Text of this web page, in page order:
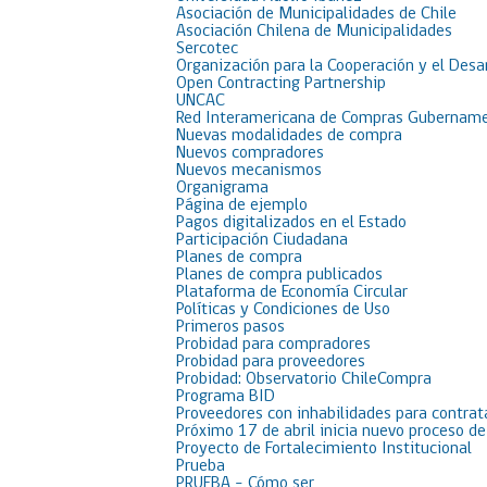
Asociación de Municipalidades de Chile
Asociación Chilena de Municipalidades
Sercotec
Organización para la Cooperación y el
Open Contracting Partnership
UNCAC
Red Interamericana de Compras
Nuevas modalidades de compra
Nuevos compradores
Nuevos mecanismos
Organigrama
Página de ejemplo
Pagos digitalizados en el Estado
Participación Ciudadana
Planes de compra
Planes de compra publicados
Plataforma de Economía Circular
Políticas y Condiciones de Uso
Primeros pasos
Probidad para compradores
Probidad para proveedores
Probidad: Observatorio ChileCompra
Programa BID
Proveedores con inhabilidades para
Próximo 17 de abril inicia nuevo proceso
Proyecto de Fortalecimiento Institucional
Prueba